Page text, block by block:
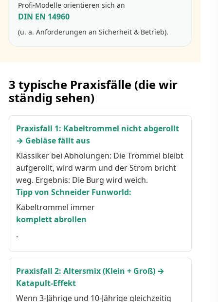
Profi-Modelle orientieren sich an
DIN EN 14960
(u. a. Anforderungen an Sicherheit & Betrieb).
3 typische Praxisfälle (die wir
ständig sehen)
Praxisfall 1: Kabeltrommel nicht abgerollt
→ Gebläse fällt aus
Klassiker bei Abholungen: Die Trommel bleibt
aufgerollt, wird warm und der Strom bricht
weg. Ergebnis: Die Burg wird weich.
Tipp von Schneider Funworld:
Kabeltrommel immer
komplett abrollen
.
Praxisfall 2: Altersmix (Klein + Groß) →
Katapult-Effekt
Wenn 3-Jährige und 10-Jährige gleichzeitig